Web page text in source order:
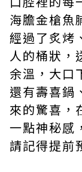
海膽金槍魚
經過了炙烤
人的桶狀，
余溫，大口
還有壽喜鍋
來的驚喜，
一點神秘感
請記得提前